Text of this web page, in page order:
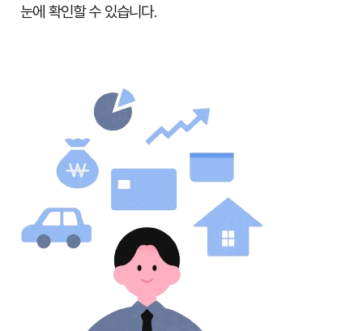
눈에 확인할 수 있습니다.